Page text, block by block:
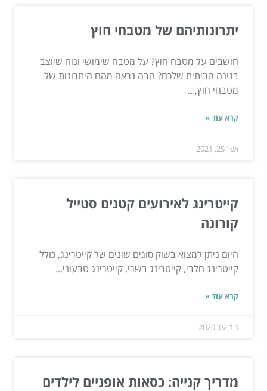
יתרונותיהם של מטבחי חוץ
חושבים על מטבח חוץ? על מטבח שימושי ונוח שיוצב
בגינה הביתית שלכם? הבה נראה מהם היתרונות של
מטבחי חוץ,...
קרא עוד »
אפר 25, 2021
קייטרינג לאירועים קטנים סטייל
קורונה
היום ניתן למצוא בשוק סוגים שונים של קייטרינג, כולל
קייטרינג חלבי, קייטרינג בשרי, קייטרינג טבעוני...
קרא עוד »
נוב 02, 2020
מדריך קנייה: כסאות אופניים לילדים